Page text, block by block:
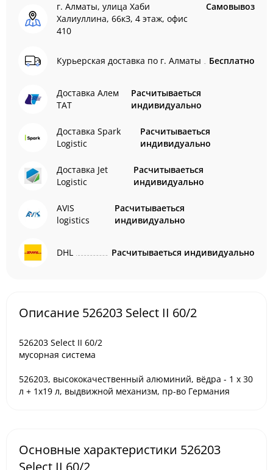
г. Алматы, улица Хаби
Халиуллина, 66кЗ, 4 этаж, офис
410
Самовывоз
Курьерская доставка по г. Алматы Бесплатно
Доставка Алем
ТАТ
Расчитываеться
индивидуально
Доставка Spark
Logistic
Расчитываеться
индивидуально
Доставка Jet
Logistic
Расчитываеться
индивидуально
AVIS
logistics
Расчитываеться
индивидуально
DHL Расчитываеться индивидуально
Описание 526203 Select II 60/2
526203 Select II 60/2
мусорная система
526203, высококачественный алюминий, вёдра - 1 х 30
л + 1х19 л, выдвижной механизм, пр-во Германия
Основные характеристики 526203
Select II 60/2